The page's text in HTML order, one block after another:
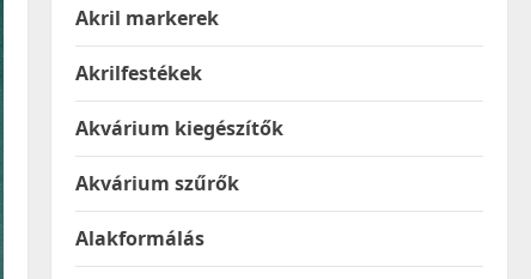
Akril markerek
Akrilfestékek
Akvárium kiegészítők
Akvárium szűrők
Alakformálás